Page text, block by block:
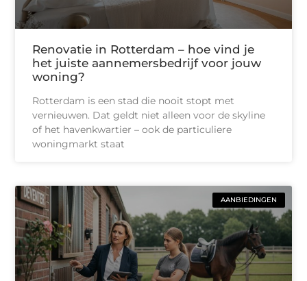
Renovatie in Rotterdam – hoe vind je
het juiste aannemersbedrijf voor jouw
woning?
Rotterdam is een stad die nooit stopt met
vernieuwen. Dat geldt niet alleen voor de skyline
of het havenkwartier – ook de particuliere
woningmarkt staat
AANBIEDINGEN